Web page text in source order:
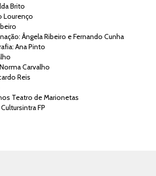
Brito
Lourenço
Ângela Ribeiro e Fernando Cunha
Ana Pinto
Carvalho
Reis
Teatro de Marionetas
FP